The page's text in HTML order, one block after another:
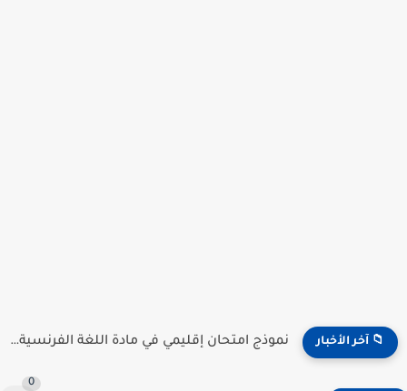
📁 آخر الأخبار نموذج امتحان إقليمي في مادة اللغة الفرنسية للمستوى السادس...
0